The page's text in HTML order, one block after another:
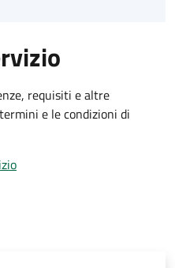
requisiti e altre
e le condizioni di